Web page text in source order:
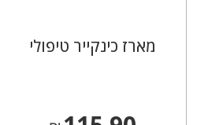
מארז כינקייר טיפולי